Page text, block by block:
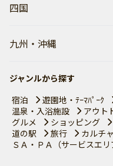
四国
九州・沖縄
ジャンルから探す
宿泊
遊園地・ﾃｰﾏﾊﾟｰｸ
温泉・入浴施設
アウト
グルメ
ショッピング
道の駅
旅行
カルチ
ＳＡ・ＰＡ（サービスエリ